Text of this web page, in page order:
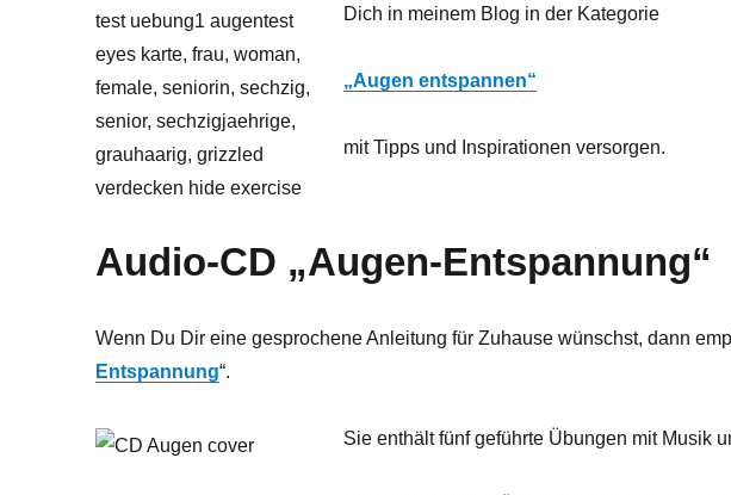
Dich in meinem Blog in der Kategorie
„Augen entspannen“
mit Tipps und Inspirationen versorgen.
Audio-CD „Augen-Entspannung“
Wenn Du Dir eine gesprochene Anleitung für Zuhause wünschst, dann
Entspannung“.
Sie enthält fünf geführte Übungen mit Musik